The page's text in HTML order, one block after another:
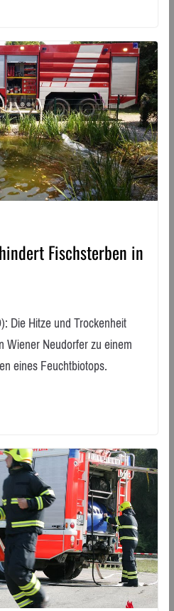
Fischsterben in
Die Hitze und Trockenheit
Wiener Neudorfer zu einem
eines Feuchtbiotops.